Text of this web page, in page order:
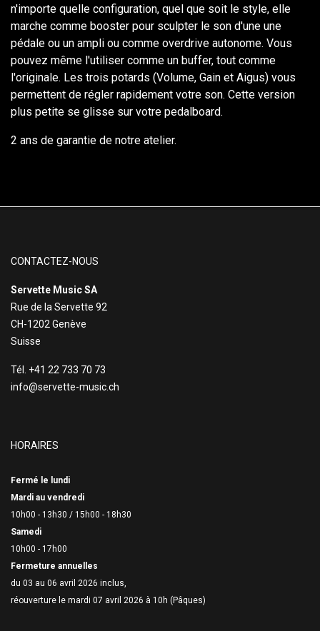
n'importe quelle configuration, quel que soit le style, elle
marche comme booster pour sculpter le son d'une une
pédale ou un ampli ou comme overdrive autonome. Vous
pouvez même l'utiliser comme un buffer, tout comme
l'originale. Les trois potards (Volume, Gain et Aigus) vous
permettent de régler rapidement votre son. Cette version
plus petite se glisse sur votre pedalboard.
2 ans de garantie de notre atelier.
CONTACTEZ-NOUS
Servette Music SA
Rue de la Servette 92
CH-1202 Genève
Suisse
Tél. +41 22 733 70 73
info@servette-music.ch
HORAIRES
Fermé le lundi
Mardi au vendredi
10h00 - 13h30 / 15h00 - 18h30
Samedi
10h00 - 17h00
Fermeture annuelles
du 03 au 06 avril 2026 inclus,
réouverture le mardi 07 avril 2026 à 10h (Pâques)